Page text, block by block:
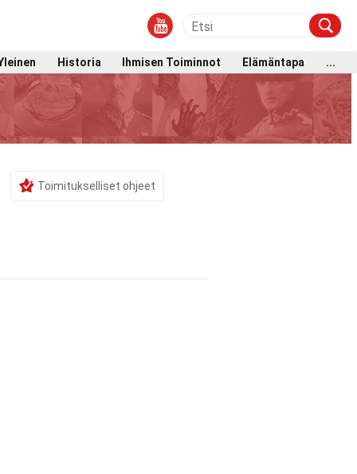
Historia Ihmisen Toiminnot Elämäntapa ...
Toimitukselliset ohjeet